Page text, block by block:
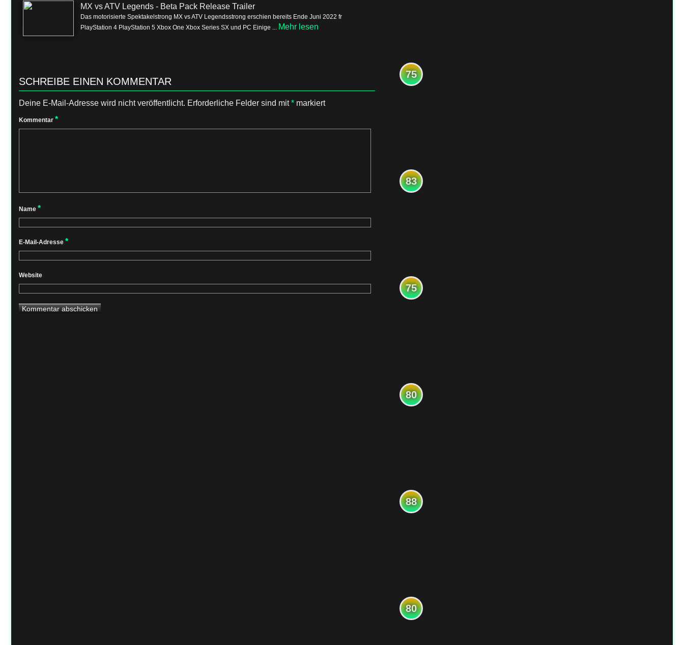
MX vs ATV Legends - Beta Pack Release Trailer
Das motorisierte Spektakelstrong MX vs ATV Legendsstrong erschien bereits Ende Juni 2022 fr
PlayStation 4 PlayStation 5 Xbox One Xbox Series SX und PC Einige ... Mehr lesen
SCHREIBE EINEN KOMMENTAR
Deine E-Mail-Adresse wird nicht veröffentlicht. Erforderliche Felder sind mit* markiert
Kommentar *
Name *
E-Mail-Adresse *
Website
75
83
75
80
88
80